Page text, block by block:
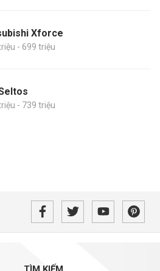
Xforce
- 699 triệu
- 739 triệu